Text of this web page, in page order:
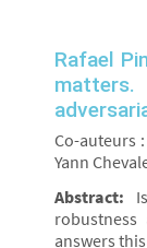
Rafael
Co-auteurs
Yann
Abstract:
answers